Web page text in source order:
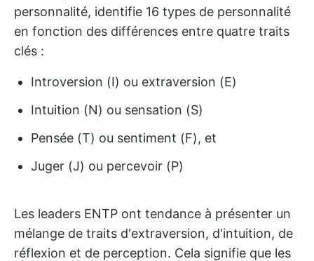
personnalité, identifie 16 types de personnalité
en fonction des différences entre quatre traits
clés :
Introversion (I) ou extraversion (E)
Intuition (N) ou sensation (S)
Pensée (T) ou sentiment (F), et
Juger (J) ou percevoir (P)
Les leaders ENTP ont tendance à présenter un
mélange de traits d'extraversion, d'intuition, de
réflexion et de perception. Cela signifie que les